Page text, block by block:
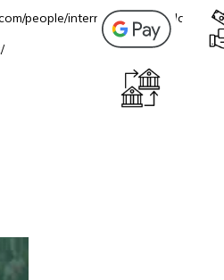
people/internetovazahradacz/